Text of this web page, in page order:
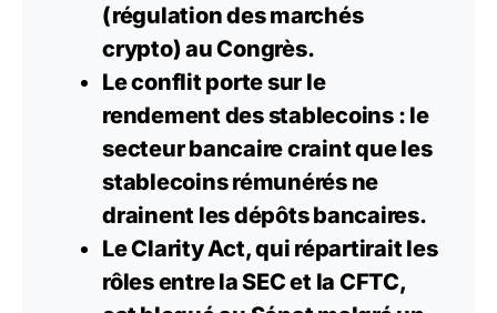
(régulation des marchés
crypto) au Congrès.
Le conflit porte sur le
rendement des stablecoins : le
secteur bancaire craint que les
stablecoins rémunérés ne
drainent les dépôts bancaires.
Le Clarity Act, qui répartirait les
rôles entre la SEC et la CFTC,